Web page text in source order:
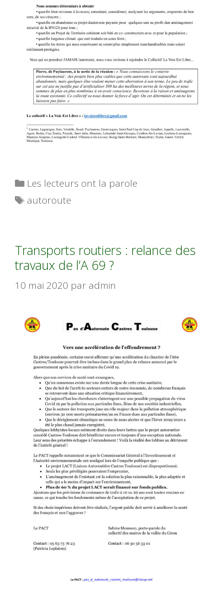
Catégories
Les lecteurs ont la parole
Étiquettes
autoroute
Transports routiers : relance des
travaux de l’A 69 ?
10 mai 2020 par admin